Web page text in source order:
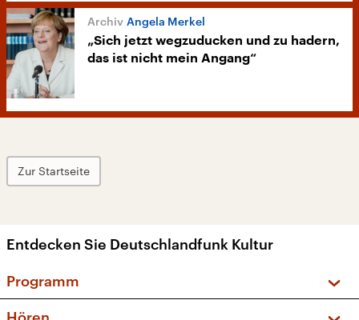
Angela Merkel
„Sich jetzt wegzuducken und zu hadern,
das ist nicht mein Angang“
Zur Startseite
Entdecken Sie Deutschlandfunk Kultur
Programm